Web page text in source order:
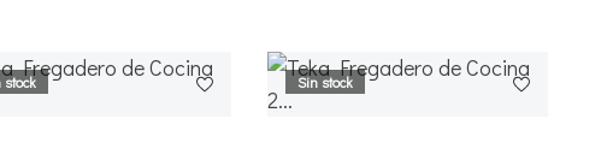
stock Sin stock